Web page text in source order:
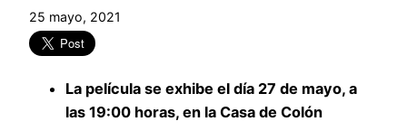
25 mayo, 2021
La película se exhibe el día 27 de mayo, a
las 19:00 horas, en la Casa de Colón